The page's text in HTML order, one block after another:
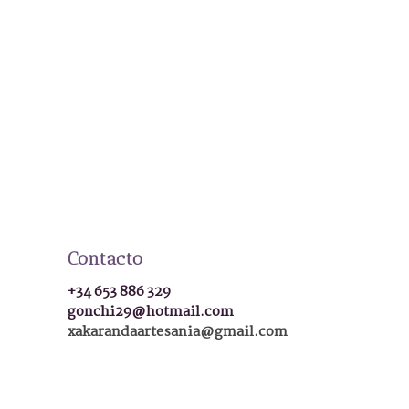
Contacto
+34 653 886 329
gonchi29@hotmail.com
xakarandaartesania@gmail.com